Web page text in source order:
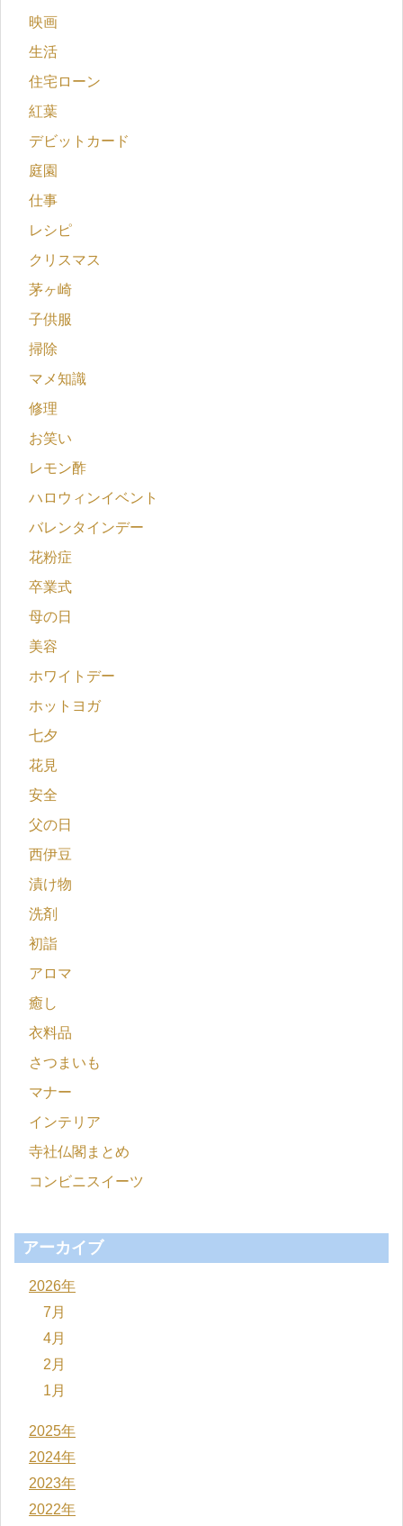
映画
生活
住宅ローン
紅葉
デビットカード
庭園
仕事
レシピ
クリスマス
茅ヶ崎
子供服
掃除
マメ知識
修理
お笑い
レモン酢
ハロウィンイベント
バレンタインデー
花粉症
卒業式
母の日
美容
ホワイトデー
ホットヨガ
七夕
花見
安全
父の日
西伊豆
漬け物
洗剤
初詣
アロマ
癒し
衣料品
さつまいも
マナー
インテリア
寺社仏閣まとめ
コンビニスイーツ
アーカイブ
2026年
7月
4月
2月
1月
2025年
2024年
2023年
2022年